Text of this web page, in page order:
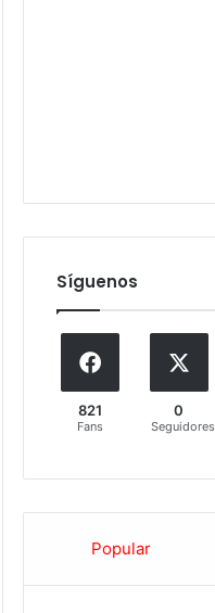
Síguenos
821
Fans
0
Seguidores
Popular